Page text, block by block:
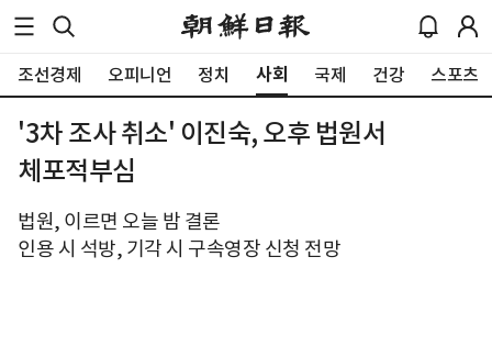
조선경제 오피니언 정치 사회 국제 건강 스포츠
'3차 조사 취소' 이진숙, 오후 법원서
체포적부심
법원, 이르면 오늘 밤 결론
인용 시 석방, 기각 시 구속영장 신청 전망